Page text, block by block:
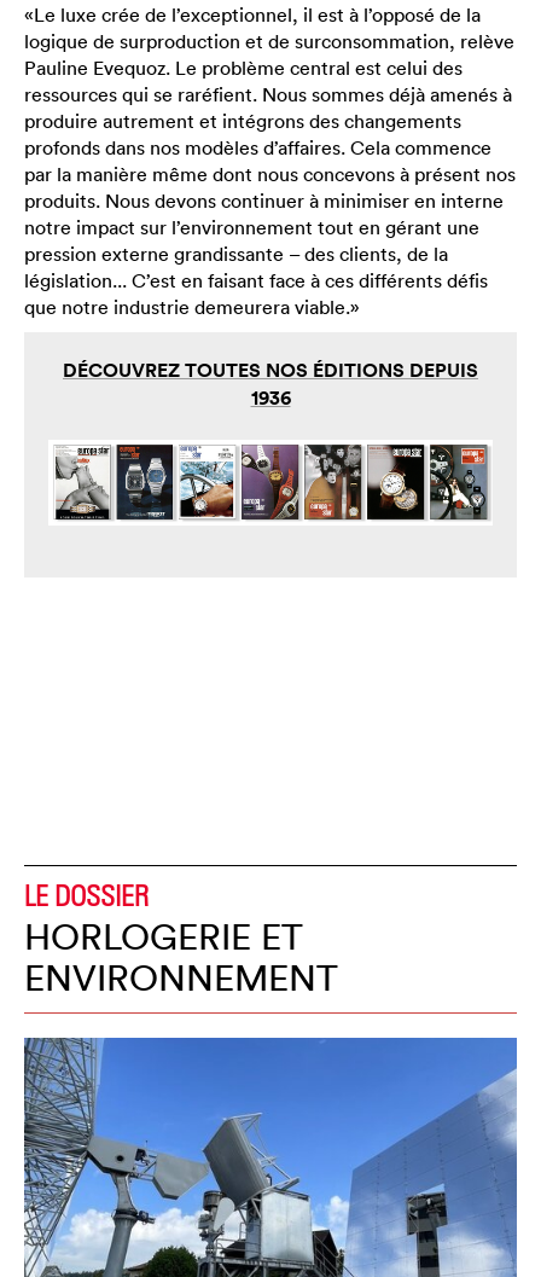
«Le luxe crée de l’exceptionnel, il est à l’opposé de la
logique de surproduction et de surconsommation, relève
Pauline Evequoz. Le problème central est celui des
ressources qui se raréfient. Nous sommes déjà amenés à
produire autrement et intégrons des changements
profonds dans nos modèles d’affaires. Cela commence
par la manière même dont nous concevons à présent nos
produits. Nous devons continuer à minimiser en interne
notre impact sur l’environnement tout en gérant une
pression externe grandissante – des clients, de la
législation... C’est en faisant face à ces différents défis
que notre industrie demeurera viable.»
DÉCOUVREZ TOUTES NOS ÉDITIONS DEPUIS
1936
LE DOSSIER
HORLOGERIE ET
ENVIRONNEMENT